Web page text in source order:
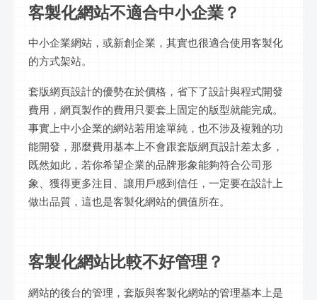
客製化網站不適合中小企業？
中小企業網站，或新創企業，其實也很適合使用客製化
的方式架站。
套版網頁設計的優勢在於價格，省下了設計與程式開發
費用，網頁製作的費用只要套上固定的版型就能完成。
事實上中小企業的網站若用途單純，也不涉及複雜的功
能開發，那麼費用基本上不會跟套版網頁設計差太多，
既然如此，若你希望企業的品牌形象能夠符合公司形
象、獲得更多注目、讓用戶感到信任，一定要在設計上
做出品質，這也是客製化網站的價值所在。
客製化網站比較不好管理？
網站的後台的管理，套版與客製化網站的管理基本上是